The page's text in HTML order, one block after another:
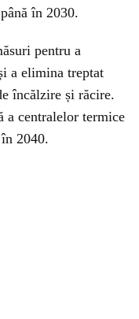
în 2030.
pentru a
a elimina treptat
încălzire și răcire.
a centralelor termice
2040.